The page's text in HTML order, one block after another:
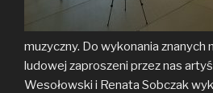
muzyczny. Do wykonania znanych
ludowej zaproszeni przez nas
Wesołowski i Renata Sobczak